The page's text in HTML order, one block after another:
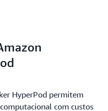
HyperPod permitem
com custos